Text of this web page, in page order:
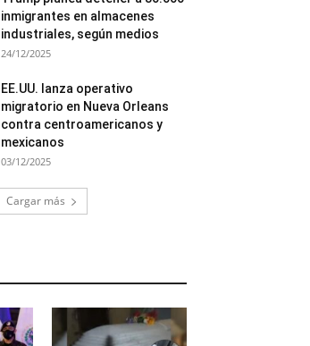
inmigrantes en almacenes
industriales, según medios
24/12/2025
EE.UU. lanza operativo
migratorio en Nueva Orleans
contra centroamericanos y
mexicanos
03/12/2025
Cargar más